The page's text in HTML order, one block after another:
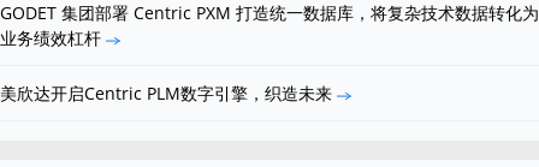
GODET 集团部署 Centric PXM 打造统一数据库，将复杂技术数据转化为
业务绩效杠杆
美欣达开启Centric PLM数字引擎，织造未来